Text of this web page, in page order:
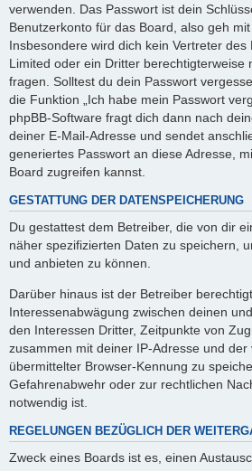
verwenden. Das Passwort ist dein
Benutzerkonto für das Board, also geh
Insbesondere wird dich kein Vertreter des
Limited oder ein Dritter berechtigterweise
fragen. Solltest du dein Passwort
die Funktion „Ich habe mein Passwort
phpBB-Software fragt dich dann nach
deiner E-Mail-Adresse und sendet
generiertes Passwort an diese Adresse,
Board zugreifen kannst.
GESTATTUNG DER DATENSPEICHERUNG
Du gestattest dem Betreiber, die von dir
näher spezifizierten Daten zu speichern,
und anbieten zu können.
Darüber hinaus ist der Betreiber
Interessenabwägung zwischen deinen
den Interessen Dritter, Zeitpunkte von
zusammen mit deiner IP-Adresse und
übermittelter Browser-Kennung zu
Gefahrenabwehr oder zur rechtlichen
notwendig ist.
REGELUNGEN BEZÜGLICH DER
Zweck eines Boards ist es, einen